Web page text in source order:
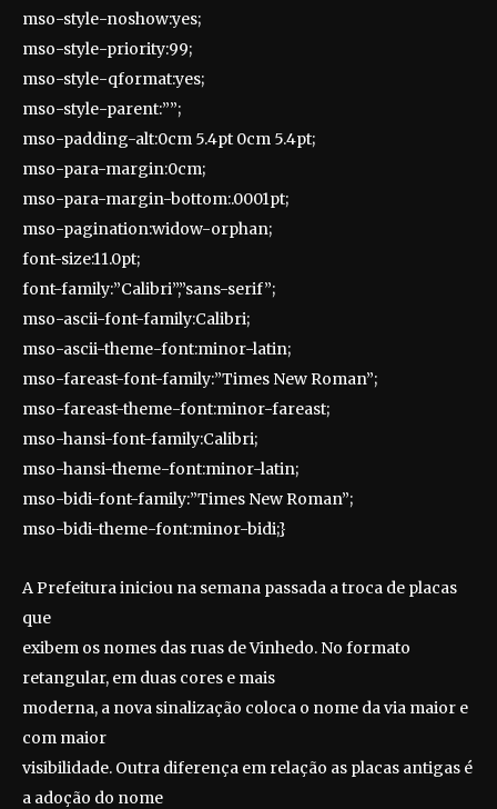
mso-style-noshow:yes;
mso-style-priority:99;
mso-style-qformat:yes;
mso-style-parent:””;
mso-padding-alt:0cm 5.4pt 0cm 5.4pt;
mso-para-margin:0cm;
mso-para-margin-bottom:.0001pt;
mso-pagination:widow-orphan;
font-size:11.0pt;
font-family:”Calibri”,”sans-serif”;
mso-ascii-font-family:Calibri;
mso-ascii-theme-font:minor-latin;
mso-fareast-font-family:”Times New Roman”;
mso-fareast-theme-font:minor-fareast;
mso-hansi-font-family:Calibri;
mso-hansi-theme-font:minor-latin;
mso-bidi-font-family:”Times New Roman”;
mso-bidi-theme-font:minor-bidi;}
A Prefeitura iniciou na semana passada a troca de placas
que
exibem os nomes das ruas de Vinhedo. No formato
retangular, em duas cores e mais
moderna, a nova sinalização coloca o nome da via maior e
com maior
visibilidade. Outra diferença em relação as placas antigas é
a adoção do nome